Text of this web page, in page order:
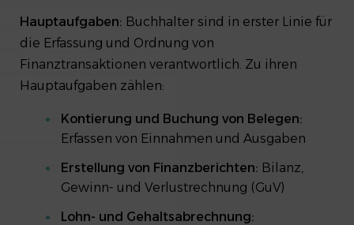
Hauptaufgaben: Buchhalter sind in erster Linie für
die Erfassung und Ordnung von
Finanztransaktionen verantwortlich. Zu ihren
Hauptaufgaben zählen:
Kontierung und Buchung von Belegen:
Erfassen von Einnahmen und Ausgaben
Erstellung von Finanzberichten: Bilanz,
Gewinn- und Verlustrechnung (GuV)
Lohn- und Gehaltsabrechnung: